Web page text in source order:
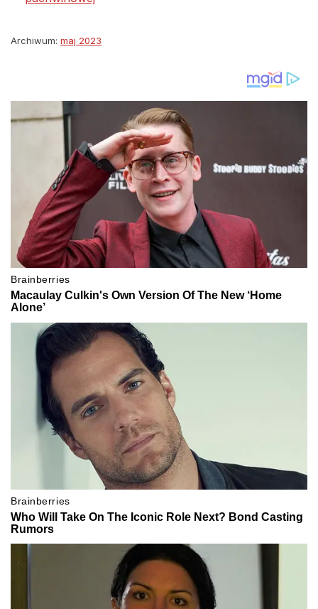
Archiwum: maj 2023